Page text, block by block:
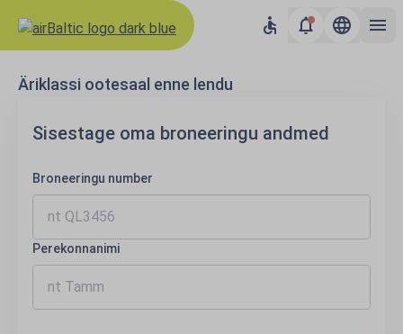
Äriklassi ootesaal enne lendu
Sisestage oma broneeringu andmed
Broneeringu number
Perekonnanimi